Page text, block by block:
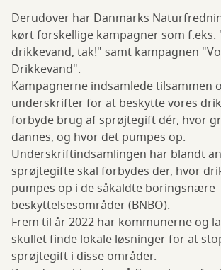
Derudover har Danmarks
kørt forskellige kampagner som f.eks.
drikkevand, tak!" samt kampagnen
Drikkevand".
Kampagnerne indsamlede tilsammen
underskrifter for at beskytte vores
forbyde brug af sprøjtegift dér, hvor
dannes, og hvor det pumpes op.
Underskriftindsamlingen har blandt
sprøjtegifte skal forbydes der, hvor
pumpes op i de såkaldte boringsnære
beskyttelsesområder (BNBO).
Frem til år 2022 har kommunerne og
skullet finde lokale løsninger for at
sprøjtegift i disse områder.